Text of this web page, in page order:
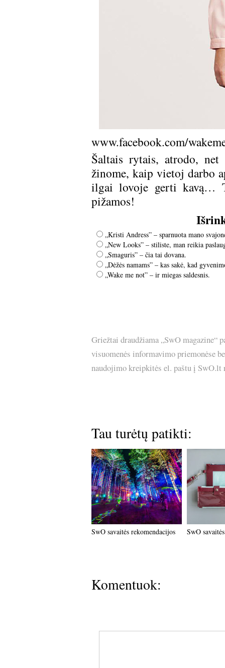
www.facebook.com/
Šaltais rytais, atrodo,
žinome, kaip vietoj darbo
ilgai lovoje gerti kavą…
pižamos!
„Kristi Andress” – sparnuota mano
„New Looks” – stiliste, man reikia
„Smaguris” – čia tai dovana.
„Dėžės namams” – kas sakė, kad
„Wake me not” – ir miegas saldesnis.
Griežtai draudžiama „SwO magazine“
visuomenės informavimo priemonėse
naudojimo kreipkitės el. paštu į
Tau turėtų patikti:
SwO savaitės rekomendacijos SwO
Komentuok: